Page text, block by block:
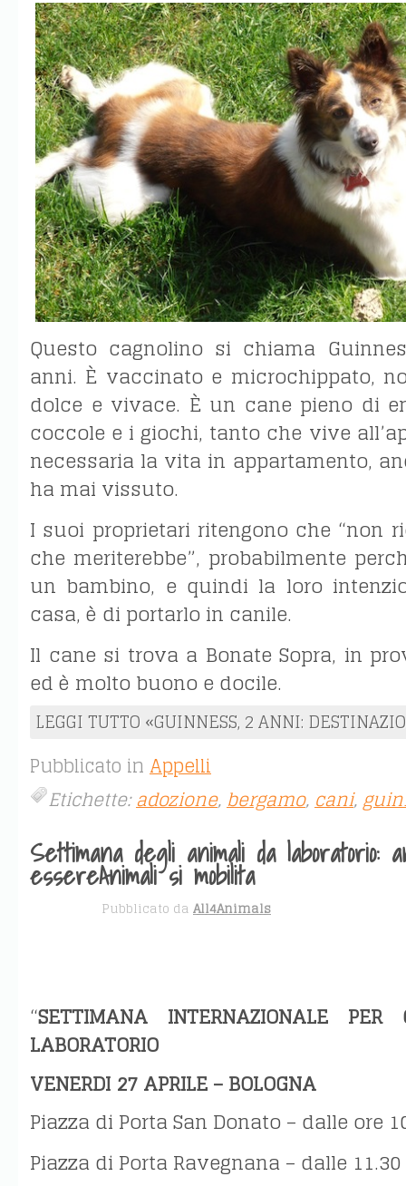
Questo cagnolino si chiama
anni. È vaccinato e microchippato,
dolce e vivace. È un cane pieno di
coccole e i giochi, tanto che vive
necessaria la vita in appartamento,
ha mai vissuto.
I suoi proprietari ritengono che “non
che meriterebbe”, probabilmente
un bambino, e quindi la loro
casa, è di portarlo in canile.
Il cane si trova a Bonate Sopra, in
ed è molto buono e docile.
LEGGI TUTTO «GUINNESS, 2 ANNI:
Pubblicato in Appelli
Etichette:adozione,bergamo,cani,
Settimana degli animali da laboratorio:
essereAnimali si mobilita
Pubblicato da All4Animals
“SETTIMANA INTERNAZIONALE
LABORATORIO
VENERDI 27 APRILE – BOLOGNA
Piazza di Porta San Donato – dalle ore
Piazza di Porta Ravegnana – dalle